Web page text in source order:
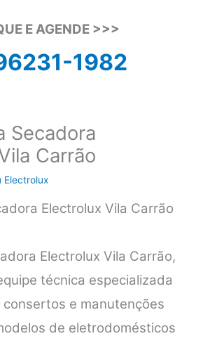
E AGENDE >>>
1982
Secadora
Carrão
Electrolux
Electrolux Vila Carrão
Electrolux Vila Carrão,
técnica especializada
e manutenções
de eletrodomésticos